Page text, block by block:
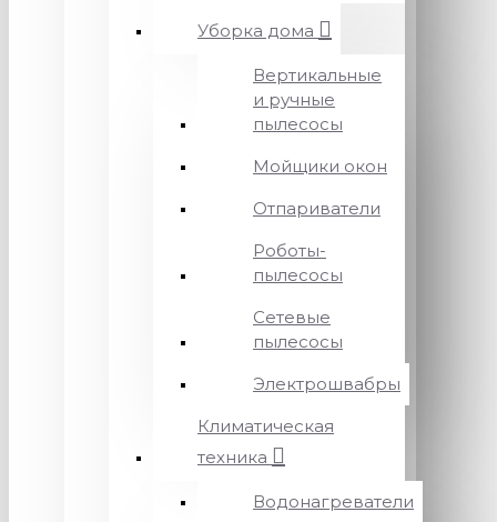
Уборка дома
Вертикальные
и ручные
пылесосы
Мойщики окон
Отпариватели
Роботы-
пылесосы
Сетевые
пылесосы
Электрошвабры
Климатическая
техника
Водонагреватели